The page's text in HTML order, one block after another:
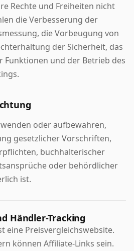
Rechte und Freiheiten nicht
die Verbesserung der
die Vorbeugung von
der Sicherheit, das
Funktionen und der Betrieb des
oder aufbewahren,
gesetzlicher Vorschriften,
buchhalterischer
oder behördlicher
ist.
Händler-Tracking
eine Preisvergleichswebsite.
können Affiliate-Links sein.